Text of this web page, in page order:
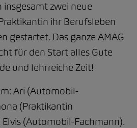
insgesamt zwei neue
ihr Berufsleben
gestartet. Das ganze AMAG
für den Start alles Gute
und lehrreiche Zeit!
Ari (Automobil-
(Praktikantin
(Automobil-Fachmann).